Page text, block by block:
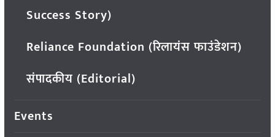
Success Story)
Reliance Foundation (रिलायंस फाउंडेशन)
संपादकीय (Editorial)
Events